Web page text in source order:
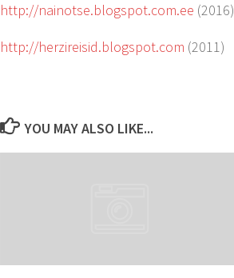
http://nainotse.blogspot.com.ee (2016)
http://herzireisid.blogspot.com (2011)
YOU MAY ALSO LIKE...